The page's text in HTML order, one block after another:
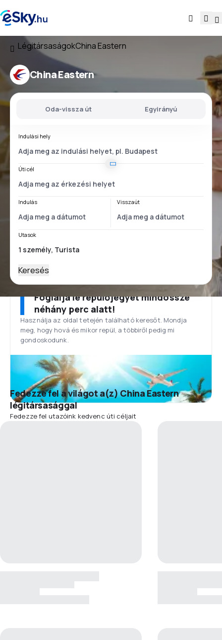
LégitársaságokChina Eastern
China Eastern
Oda-vissza út Egyirányú
Indulási hely
Úti cél
Indulás Visszaút
Utasok
Keresés
Foglalja le repülőjegyét mindössze
néhány perc alatt!
Használja az oldal tetején található keresőt. Mondja
meg, hogy hová és mikor repül, a többiről pedig mi
gondoskodunk.
Fedezze fel a világot a(z) China Eastern
légitársasággal
Fedezze fel utazóink kedvenc úti céljait